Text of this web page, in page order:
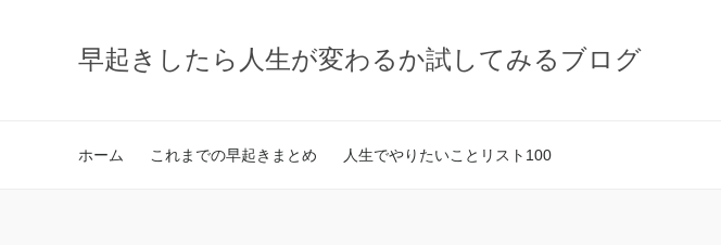
早起きしたら人生が変わるか試してみるブログ
ホーム これまでの早起きまとめ 人生でやりたいことリスト100